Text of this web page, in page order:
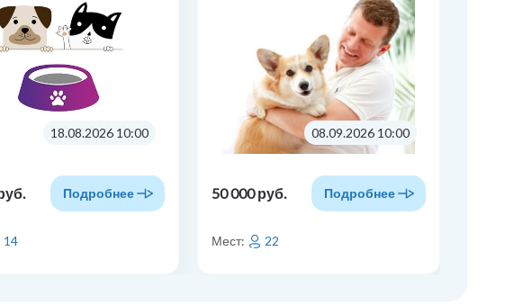
18.08.2026 10:00
Подробнее
14
08.09.2026 10:00
50 000 руб. Подробнее
Мест: 22